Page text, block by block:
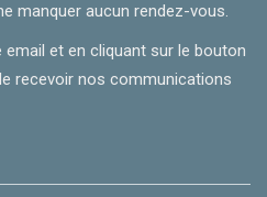
manquer aucun rendez-vous.
et en cliquant sur le bouton
recevoir nos communications